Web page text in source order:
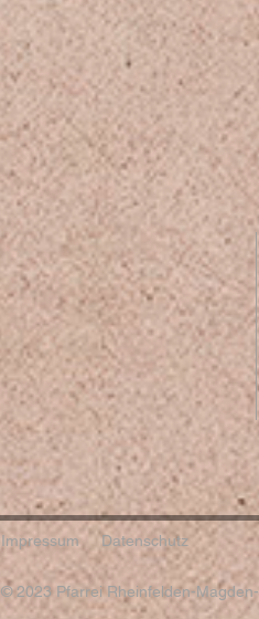
Impressum Datenschutz
© 2023 Pfarrei Rheinfelden-